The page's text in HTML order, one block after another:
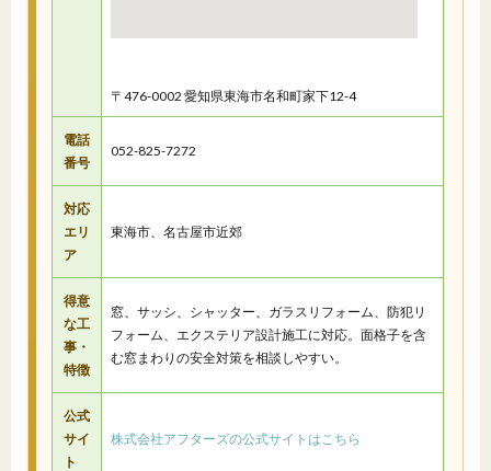
〒476-0002 愛知県東海市名和町家下12-4
電話
番号
052-825-7272
対応
エリ
ア
東海市、名古屋市近郊
得意
な工
事・
特徴
窓、サッシ、シャッター、ガラスリフォーム、防犯リ
フォーム、エクステリア設計施工に対応。面格子を含
む窓まわりの安全対策を相談しやすい。
公式
サイ
ト
株式会社アフターズの公式サイトはこちら